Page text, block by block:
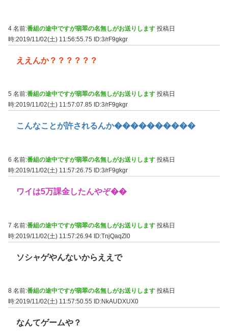
4 名前:番組の途中ですが翡翠の名無しがお送りします 投稿日
時:2019/11/02(土) 11:56:55.75 ID:3/rF9gkgr
ええんか？？？？？？
5 名前:番組の途中ですが翡翠の名無しがお送りします 投稿日
時:2019/11/02(土) 11:57:07.85
ID:3/rF9gkgr
こんなことが許されるんか����������
6 名前:番組の途中ですが翡翠の名無しがお送りします 投稿日
時:2019/11/02(土) 11:57:26.75
ID:3/rF9gkgr
ワイは5万課金したんやぞ��
7 名前:番組の途中ですが翡翠の名無しがお送りします 投稿日
時:2019/11/02(土) 11:57:26.94 ID:TnjQaqZl0
ソシャゲやんないからええで
8 名前:番組の途中ですが翡翠の名無しがお送りします 投稿日
時:2019/11/02(土) 11:57:50.55
ID:NkAUDXUX0
なんてゲームや？